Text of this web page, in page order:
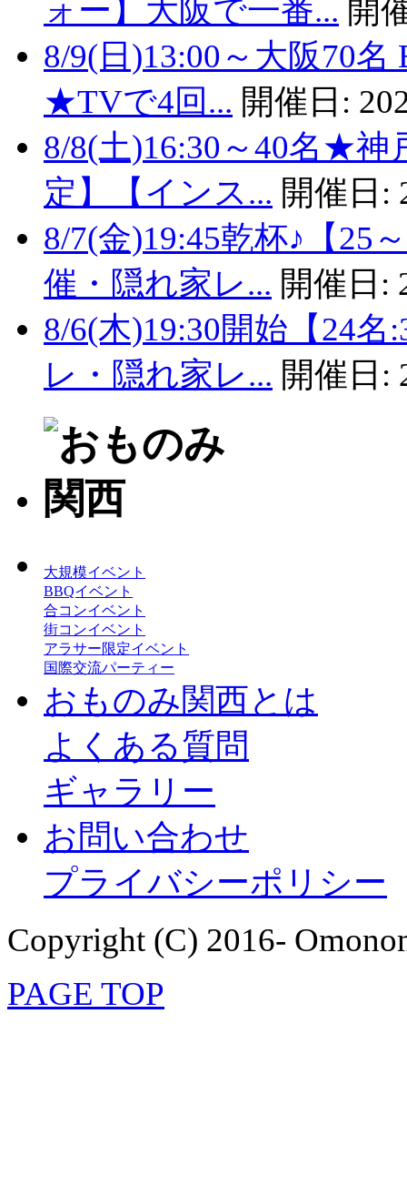
ォー】大阪で一番... 開
8/9(日)13:00～大阪70
★TVで4回... 開催日:
8/8(土)16:30～40名★神
定】【インス... 開催日:
8/7(金)19:45乾杯♪【25
催・隠れ家レ... 開催日:
8/6(木)19:30開始【24
レ・隠れ家レ... 開催日:
大規模イベント
BBQイベント
合コンイベント
街コンイベント
アラサー限定イベント
国際交流パーティー
おものみ関西とは
よくある質問
ギャラリー
お問い合わせ
プライバシーポリシー
Copyright (C) 2016-
PAGE TOP